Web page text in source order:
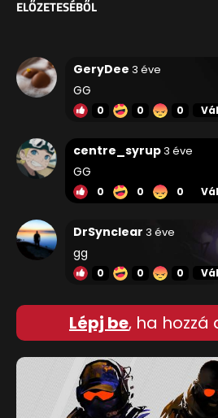
ELŐZETESÉBŐL
GeryDee 3 éve
GG
0 0 0
centre_syrup3 éve
GG
0 0 0
DrSynclear 3 éve
gg
0 0 0
Lépj be, ha hozzá